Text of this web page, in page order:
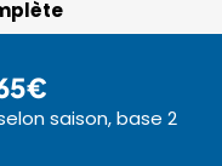
saison, base 2